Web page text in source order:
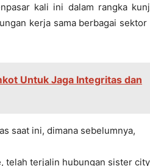
kali ini dalam rangka
kerja sama berbagai sektor
Untuk Jaga Integritas dan
saat ini, dimana sebelumnya,
telah terjalin hubungan sister